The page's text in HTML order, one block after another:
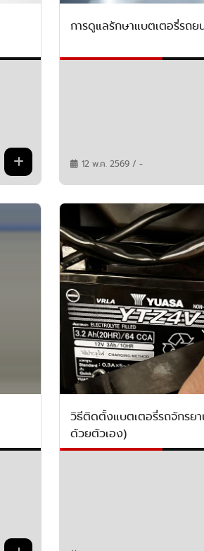
การดูแลรักษาแบตเตอรี่รถย
12 พ.ค. 2569 / -
วิธีติดตั้งแบตเตอรี่รถจักรย
ด้วยตัวเอง)